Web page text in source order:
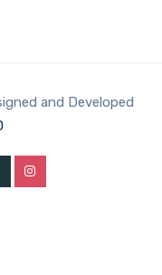
and Developed